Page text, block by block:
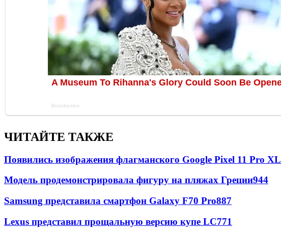
ЧИТАЙТЕ ТАКЖЕ
Появились изображения флагманского Google Pixel 11 Pro XL
Модель продемонстрировала фигуру на пляжах Греции944
Samsung представила смартфон Galaxy F70 Pro887
Lexus представил прощальную версию купе LC771